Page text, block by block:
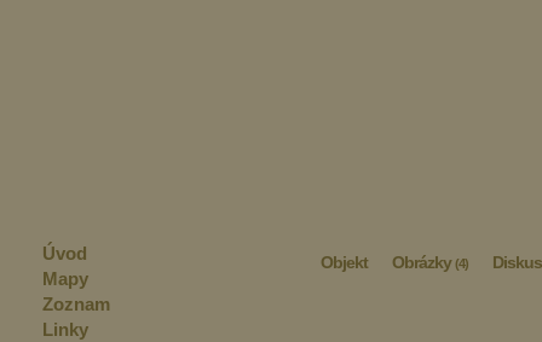
Objekt Obrázky(4)
Úvod
Mapy
Zoznam
Linky